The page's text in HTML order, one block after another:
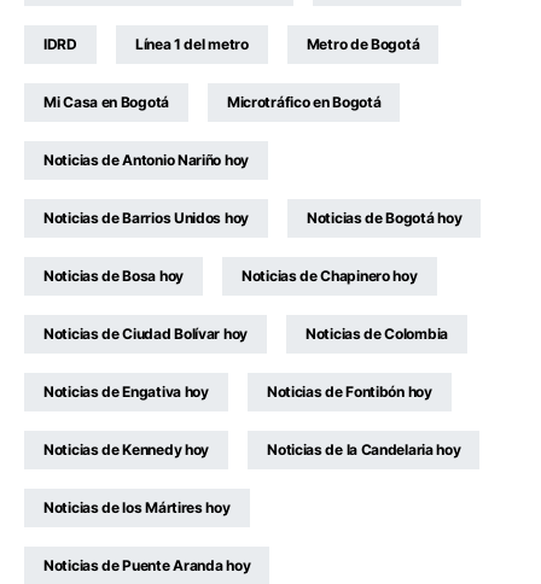
IDRD Línea 1 del metro Metro de Bogotá
Mi Casa en Bogotá Microtráfico en Bogotá
Noticias de Antonio Nariño hoy
Noticias de Barrios Unidos hoy Noticias de Bogotá hoy
Noticias de Bosa hoy Noticias de Chapinero hoy
Noticias de Ciudad Bolívar hoy Noticias de Colombia
Noticias de Engativa hoy Noticias de Fontibón hoy
Noticias de Kennedy hoy Noticias de la Candelaria hoy
Noticias de los Mártires hoy
Noticias de Puente Aranda hoy